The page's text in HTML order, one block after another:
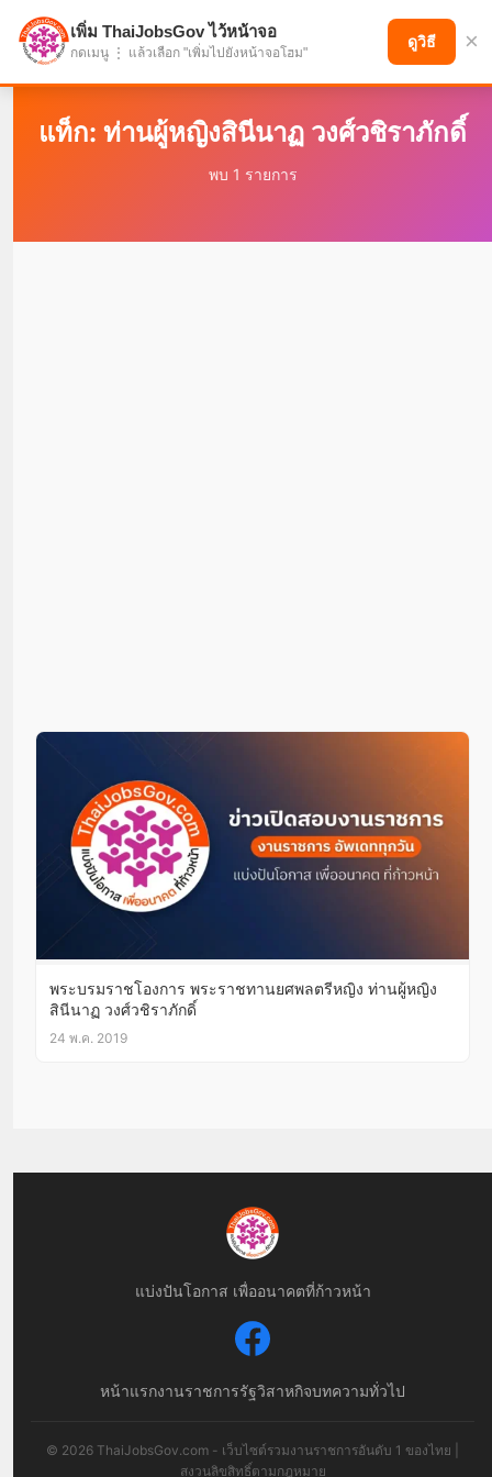
แบ่งปันโอกาส เพื่ออนาคตที่ก้าวหน้า
แท็ก: ท่านผู้หญิงสินีนาฏ วงศ์วชิราภักดิ์
พบ 1 รายการ
พระบรมราชโองการ พระราชทานยศพลตรีหญิง ท่านผู้หญิง
สินีนาฏ วงศ์วชิราภักดิ์
24 พ.ค. 2019
แบ่งปันโอกาส เพื่ออนาคตที่ก้าวหน้า
หน้าแรกงานราชการรัฐวิสาหกิจบทความทั่วไป
© 2026 ThaiJobsGov.com - เว็บไซต์รวมงานราชการอันดับ 1 ของไทย |
สงวนลิขสิทธิ์ตามกฎหมาย
เพิ่ม ThaiJobsGov ไว้หน้าจอ
กดเมนู ⋮ แล้วเลือก "เพิ่มไปยังหน้าจอโฮม"
ดูวิธี ×